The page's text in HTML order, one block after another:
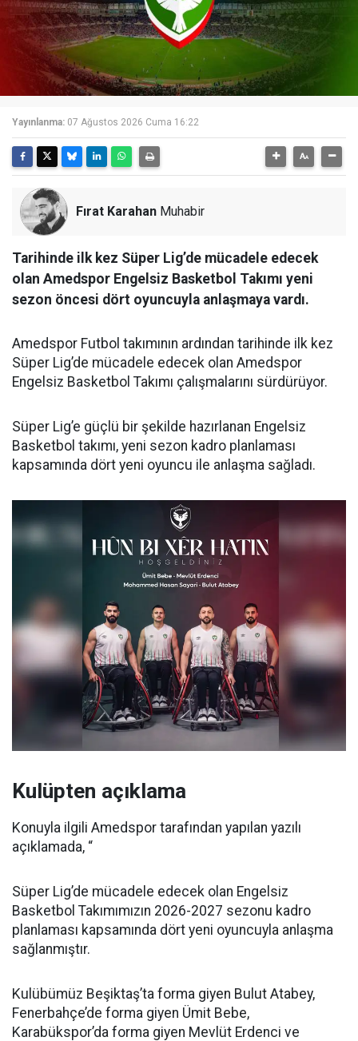
Yayınlanma: 07 Ağustos 2026 Cuma 16:22
Fırat Karahan Muhabir
Tarihinde ilk kez Süper Lig’de mücadele edecek
olan Amedspor Engelsiz Basketbol Takımı yeni
sezon öncesi dört oyuncuyla anlaşmaya vardı.
Amedspor Futbol takımının ardından tarihinde ilk kez
Süper Lig’de mücadele edecek olan Amedspor
Engelsiz Basketbol Takımı çalışmalarını sürdürüyor.
Süper Lig’e güçlü bir şekilde hazırlanan Engelsiz
Basketbol takımı, yeni sezon kadro planlaması
kapsamında dört yeni oyuncu ile anlaşma sağladı.
Kulüpten açıklama
Konuyla ilgili Amedspor tarafından yapılan yazılı
açıklamada, “
Süper Lig’de mücadele edecek olan Engelsiz
Basketbol Takımımızın 2026-2027 sezonu kadro
planlaması kapsamında dört yeni oyuncuyla anlaşma
sağlanmıştır.
Kulübümüz Beşiktaş’ta forma giyen Bulut Atabey,
Fenerbahçe’de forma giyen Ümit Bebe,
Karabükspor’da forma giyen Mevlüt Erdenci ve